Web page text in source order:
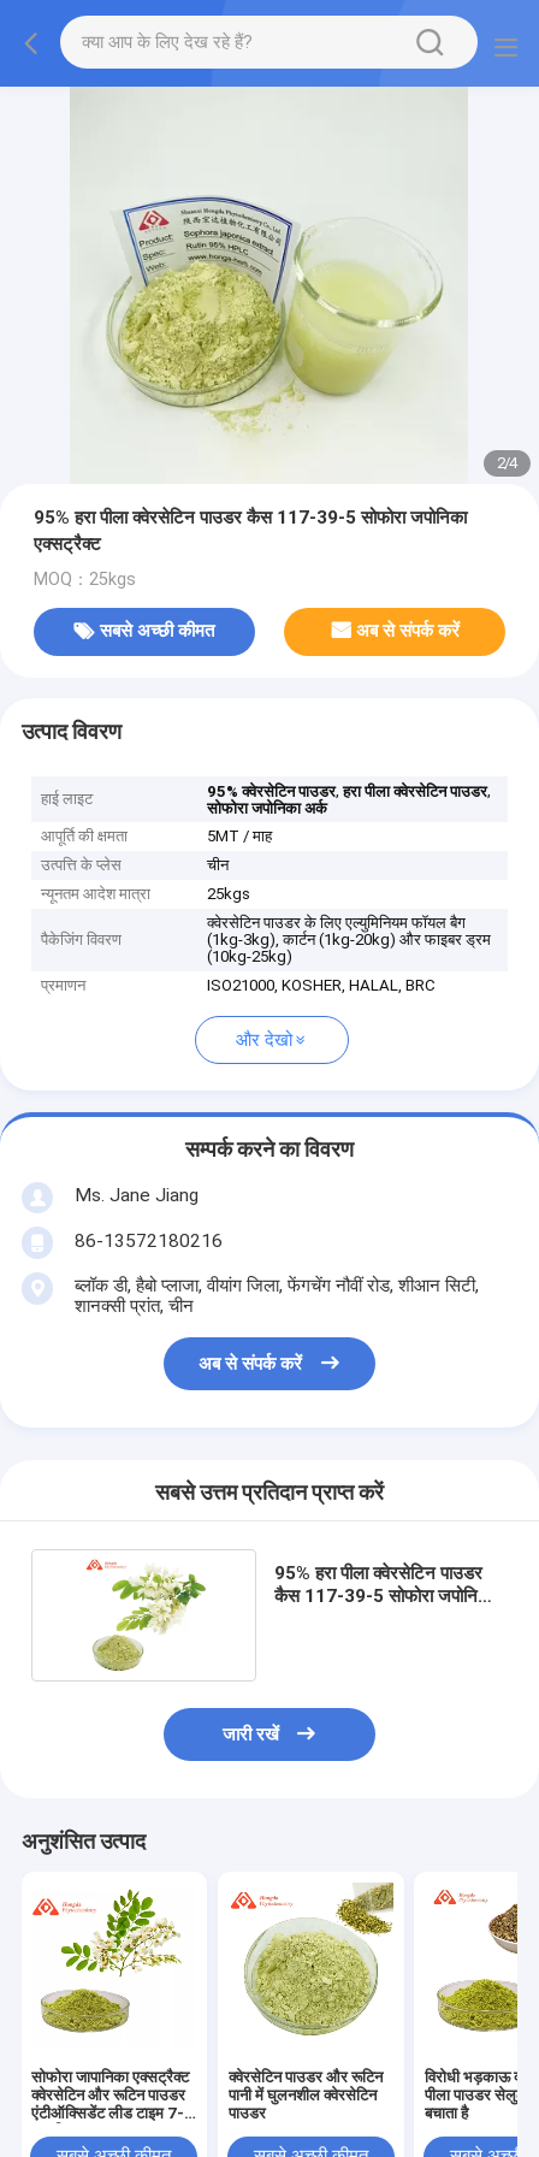
2/4
95% हरा पीला क्वेरसेटिन पाउडर कैस 117-39-5 सोफोरा जपोनिका
एक्सट्रैक्ट
MOQ：25kgs
सबसे अच्छी कीमत अब से संपर्क करें
उत्पाद विवरण
हाई लाइट 95% क्वेरसेटिन पाउडर,हरा पीला क्वेरसेटिन पाउडर,
सोफोरा जपोनिका अर्क
आपूर्ति की क्षमता
5MT / माह
उत्पत्ति के प्लेस
चीन
न्यूनतम आदेश मात्रा
25kgs
पैकेजिंग विवरण
क्वेरसेटिन पाउडर के लिए एल्युमिनियम फॉयल बैग
(1kg-3kg), कार्टन (1kg-20kg) और फाइबर ड्रम
(10kg-25kg)
प्रमाणन
ISO21000, KOSHER, HALAL, BRC
और देखो
सम्पर्क करने का विवरण
Ms. Jane Jiang
86-13572180216
ब्लॉक डी, हैबो प्लाजा, वीयांग जिला, फेंगचेंग नौवीं रोड, शीआन सिटी,
शानक्सी प्रांत, चीन
अब से संपर्क करें
सबसे उत्तम प्रतिदान प्राप्त करें
95% हरा पीला क्वेरसेटिन पाउडर
कैस 117-39-5 सोफोरा जपोनिका
जारी रखें
अनुशंसित उत्पाद
सोफोरा जापानिका एक्सट्रैक्ट
क्वेरसेटिन और रूटिन पाउडर
एंटीऑक्सिडेंट लीड टाइम 7-
क्वेरसेटिन पाउडर और रूटिन
पानी में घुलनशील क्वेरसेटिन
पाउडर
विरोधी भड़काऊ
पीला पाउडर सेलुलर
बचाता है